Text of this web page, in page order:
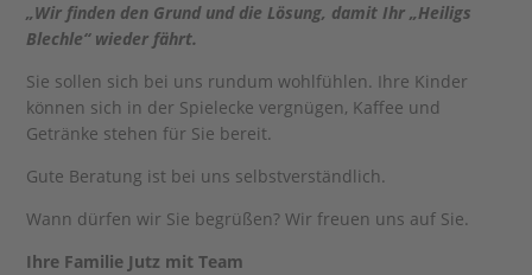
„Wir finden den Grund und die Lösung, damit Ihr „Heiligs
Blechle“ wieder fährt.
Sie sollen sich bei uns rundum wohlfühlen. Ihre Kinder
können sich in der Spielecke vergnügen, Kaffee und
Getränke stehen für Sie bereit.
Gute Beratung ist bei uns selbstverständlich.
Wann dürfen wir Sie begrüßen? Wir freuen uns auf Sie.
Ihre Familie Jutz mit Team